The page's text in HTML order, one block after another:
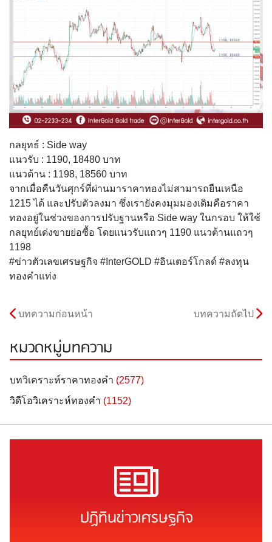
กลยุทธ์ : Side way
แนวรับ : 1190, 18480 บาท
แนวต้าน : 1198, 18560 บาท
จากเมื่อคืนวันศุกร์ที่ผ่านมาราคาทองไม่สามารถยืนเหนือ
1215 ได้ และปรับตัวลงมา ซึ่งเรายังคงมุมมองเดิมคือราคา
ทองอยู่ในช่วงของการปรับฐานหรือ Side way ในกรอบ ให้ใช้
กลยุทย์เด่งขายย่อซื้อ โดยแนวรับแถวๆ 1190 แนวต้านแถวๆ
1198
#ข่าวตัวเลขเศรษฐกิจ #InterGOLD #อินเตอร์โกลด์ #ลงทุน
ทองคำแท่ง
บทความก่อนหน้า บทความถัดไป
หมวดหมู่บทความ
บทวิเคราะห์ราคาทองคำ (2577)
วิดีโอวิเคราะห์ทองคำ (1152)
ปฏิทินข่าวเศรษฐกิจ